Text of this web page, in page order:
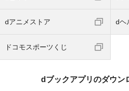
dアニメストア dヘ
ドコモスポーツくじ
dブックアプリのダウン